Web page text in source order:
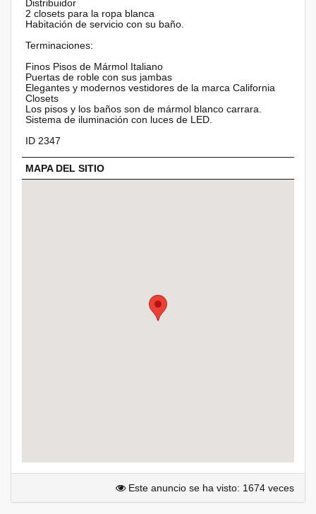
Distribuidor
2 closets para la ropa blanca
Habitación de servicio con su baño.
Terminaciones:
Finos Pisos de Mármol Italiano
Puertas de roble con sus jambas
Elegantes y modernos vestidores de la marca California
Closets
Los pisos y los baños son de mármol blanco carrara.
Sistema de iluminación con luces de LED.
ID 2347
MAPA DEL SITIO
Este anuncio se ha visto: 1674 veces